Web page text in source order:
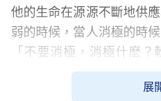
他的生命在源源不斷地供
弱的時候，當人消極的時
「不要消極，消極什麽
的！你總這麽軟弱，總這
了得了！」神會這樣作工展